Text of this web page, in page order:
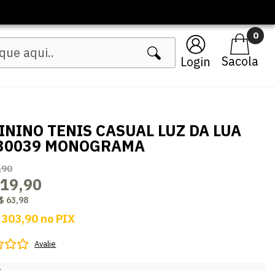
Login
0
TENIS CASUAL LUZ DA LUA
MONOGRAMA
63,98
303,90 no PIX
Avalie